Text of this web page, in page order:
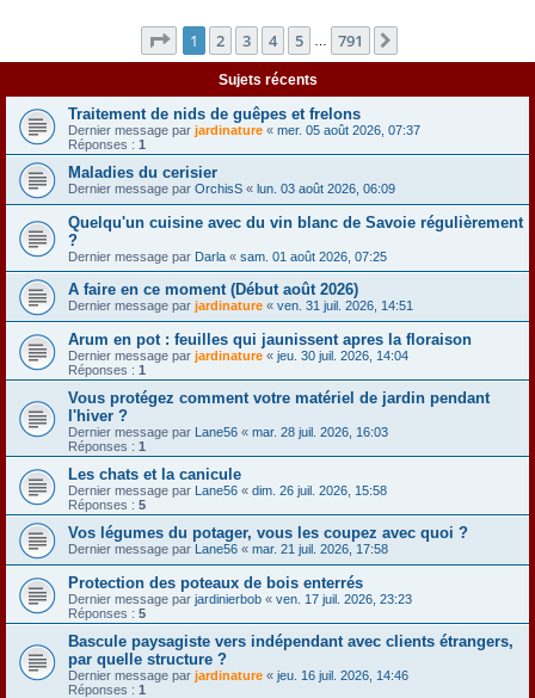
Page 1sur791
1 2 3 4 5 791
Sujets récents
Traitement de nids de guêpes et frelons
Dernier message par jardinature « mer. 05 août 2026, 07:37
Réponses : 1
Maladies du cerisier
Dernier message par OrchisS « lun. 03 août 2026, 06:09
Quelqu'un cuisine avec du vin blanc de Savoie régulièrement
?
Dernier message par Darla « sam. 01 août 2026, 07:25
A faire en ce moment (Début août 2026)
Dernier message par jardinature « ven. 31 juil. 2026, 14:51
Arum en pot : feuilles qui jaunissent apres la floraison
Dernier message par jardinature « jeu. 30 juil. 2026, 14:04
Réponses : 1
Vous protégez comment votre matériel de jardin pendant
l'hiver ?
Dernier message par Lane56 « mar. 28 juil. 2026, 16:03
Réponses : 1
Les chats et la canicule
Dernier message par Lane56 « dim. 26 juil. 2026, 15:58
Réponses : 5
Vos légumes du potager, vous les coupez avec quoi ?
Dernier message par Lane56 « mar. 21 juil. 2026, 17:58
Protection des poteaux de bois enterrés
Dernier message par jardinierbob « ven. 17 juil. 2026, 23:23
Réponses : 5
Bascule paysagiste vers indépendant avec clients étrangers,
par quelle structure ?
Dernier message par jardinature « jeu. 16 juil. 2026, 14:46
Réponses : 1